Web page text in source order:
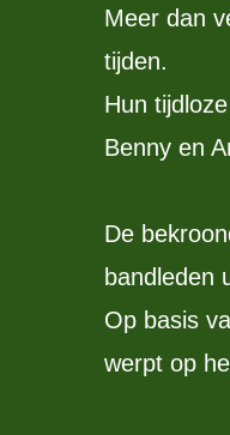
Meer dan
tijden.
Hun
Benny en
De
bandleden
Op basis
werpt op